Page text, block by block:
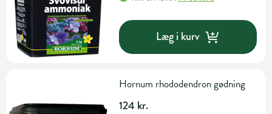
Læg i kurv
Hornum rhododendron gødning
124 kr.